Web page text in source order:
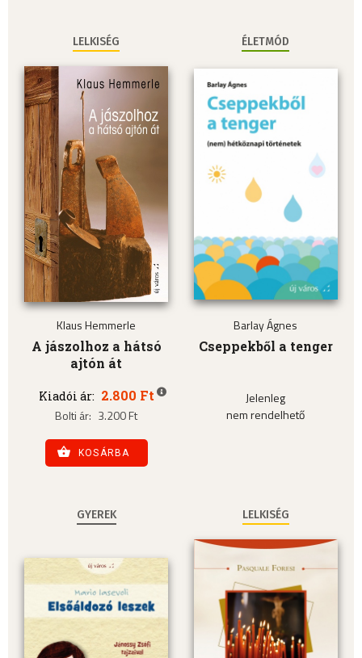
LELKISÉG
Klaus Hemmerle
A jászolhoz a hátsó
ajtón át
Kiadói ár: 2.800 Ft
Bolti ár: 3.200 Ft
KOSÁRBA
ÉLETMÓD
Barlay Ágnes
Cseppekből a tenger
Jelenleg
nem rendelhető
GYEREK LELKISÉG